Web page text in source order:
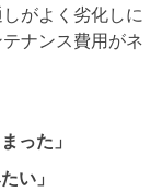
がよく劣化しに
ナンス費用がネ
った」
い」